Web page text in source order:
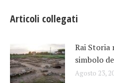
Articoli collegati
Rai Storia
simbolo
Agosto 23,